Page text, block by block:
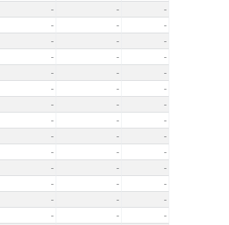
- -
-
- -
-
- -
-
- -
-
- -
-
- -
-
- -
-
- -
-
- -
-
- -
-
- -
-
- -
-
- -
-
- -
-